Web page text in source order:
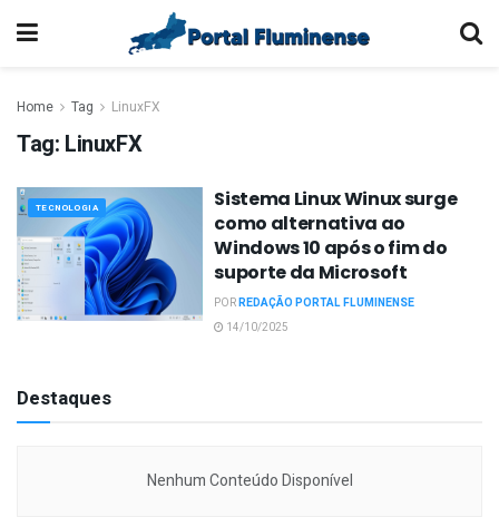
Home Tag LinuxFX
Tag: LinuxFX
TECNOLOGIA
Sistema Linux Winux surge
como alternativa ao
Windows 10 após o fim do
suporte da Microsoft
PORREDAÇÃO PORTAL FLUMINENSE
14/10/2025
Destaques
Nenhum Conteúdo Disponível